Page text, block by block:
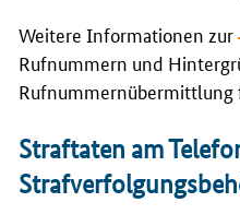
Weitere Informationen zur
Rufnummern und
Rufnummernübermittlung
Straftaten am